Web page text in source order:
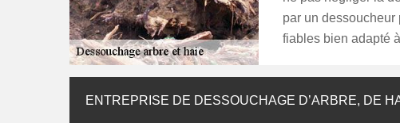
par un
fiables bien adapté
ENTREPRISE DE DESSOUCHAGE D’ARBRE, DE